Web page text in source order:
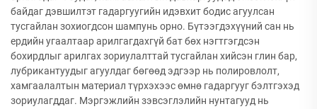
байдаг дэвшилтэт гадаргуугийн идэвхит бодис агуулсан
тусгайлан зохиогдсон шампунь орно. Бүтээгдэхүүний сан нь
ердийн угаалтаар арилгагдахгүй бат бөх нэгтгэгдсэн
бохирдлыг арилгах зориулалттай тусгайлан хийсэн глин бар,
лубрикантуудыг агуулдаг бөгөөд эдгээр нь полировлолт,
хамгаалалтын материал түрхэхээс өмнө гадаргууг бэлтгэхэд
зориулагддаг. Мэргэжлийн зэвсэглэлийн нунтагууд нь